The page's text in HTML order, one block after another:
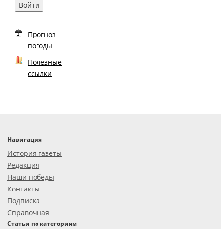
Войти
Прогноз
погоды
Полезные
ссылки
Навигация
История газеты
Редакция
Наши победы
Контакты
Подписка
Справочная
Статьи по категориям